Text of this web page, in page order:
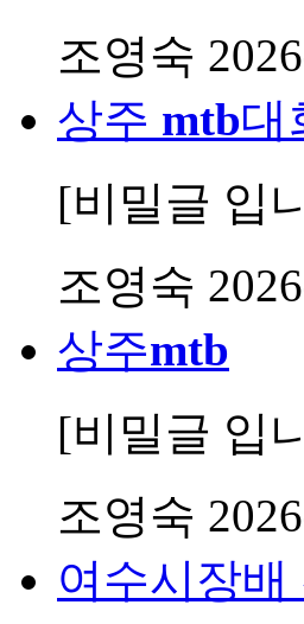
조영숙
상주 mtb대
[비밀글 입
조영숙
상주mtb
[비밀글 입
조영숙
여수시장배